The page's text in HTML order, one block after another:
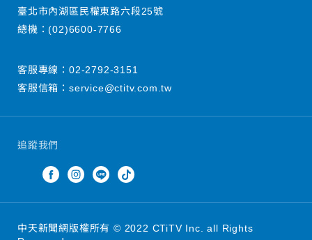
追蹤我們
臺北市內湖區民權東路六段25號
總機：(02)6600-7766
客服專線： 02-2792-3151
客服信箱： service@ctitv.com.tw
中天新聞網版權所有 © 2022 CTiTV Inc. all Rights